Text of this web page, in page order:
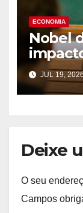
ECONOMIA
Nobel
JUL 19,
Deixe
O seu
Campos